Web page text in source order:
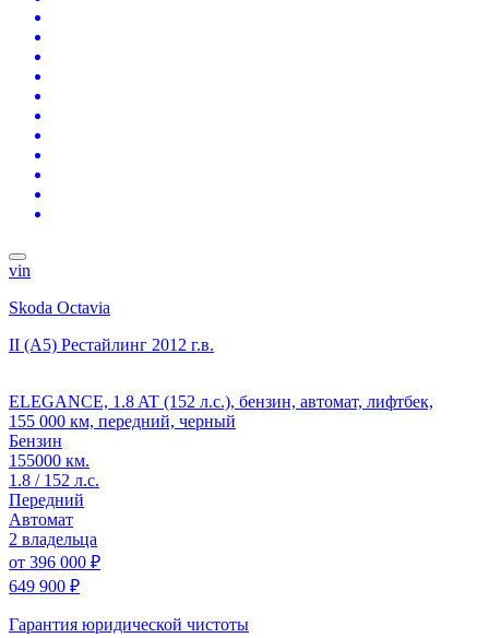
vin
Skoda Octavia
II (A5) Рестайлинг 2012 г.в.
ELEGANCE, 1.8 AT (152 л.с.), бензин, автомат, лифтбек,
155 000 км, передний, черный
Бензин
155000 км.
1.8 / 152 л.с.
Передний
Автомат
2 владельца
от 396 000 ₽
649 900 ₽
Гарантия юридической чистоты